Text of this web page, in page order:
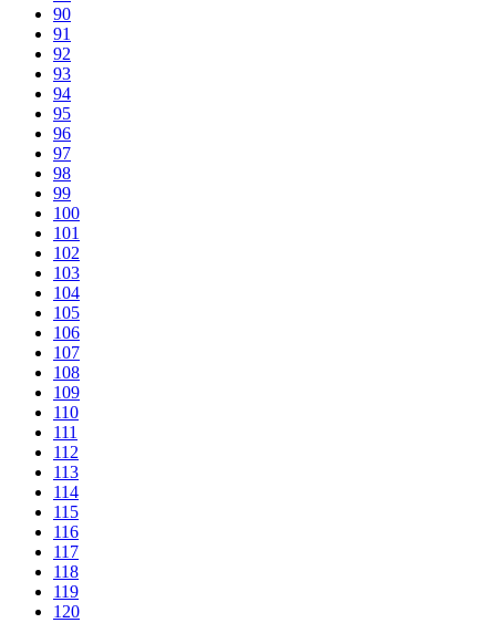
90
91
92
93
94
95
96
97
98
99
100
101
102
103
104
105
106
107
108
109
110
111
112
113
114
115
116
117
118
119
120